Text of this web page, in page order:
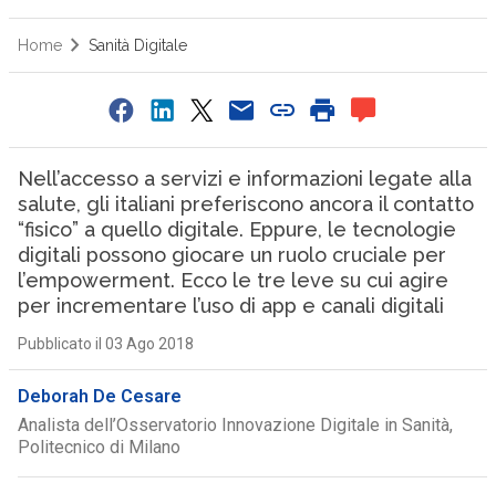
Home Sanità Digitale
Nell’accesso a servizi e informazioni legate alla
salute, gli italiani preferiscono ancora il contatto
“fisico” a quello digitale. Eppure, le tecnologie
digitali possono giocare un ruolo cruciale per
l’empowerment. Ecco le tre leve su cui agire
per incrementare l’uso di app e canali digitali
Pubblicato il 03 Ago 2018
Deborah De Cesare
Analista dell’Osservatorio Innovazione Digitale in Sanità,
Politecnico di Milano